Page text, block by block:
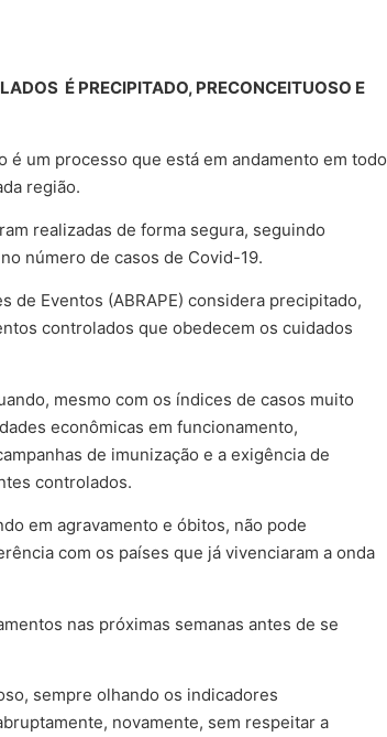
É PRECIPITADO, PRECONCEITUOSO E
um processo que está em andamento em todo
região.
realizadas de forma segura, seguindo
número de casos de Covid-19.
de Eventos (ABRAPE) considera precipitado,
controlados que obedecem os cuidados
mesmo com os índices de casos muito
econômicas em funcionamento,
de imunização e a exigência de
controlados.
em agravamento e óbitos, não pode
com os países que já vivenciaram a onda
nas próximas semanas antes de se
sempre olhando os indicadores
novamente, sem respeitar a